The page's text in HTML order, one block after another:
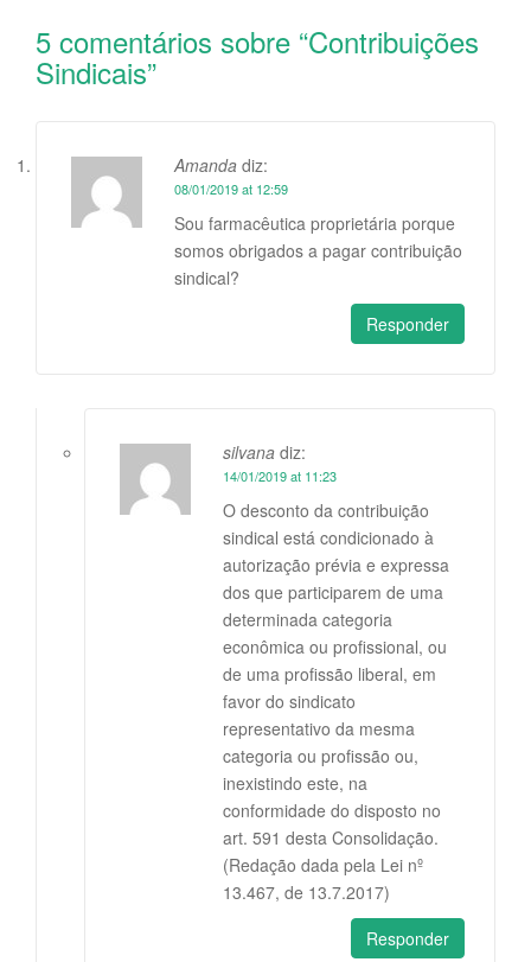
5 comentários sobre “Contribuições
Sindicais”
Amanda diz:
08/01/2019 at 12:59
Sou farmacêutica proprietária porque
somos obrigados a pagar contribuição
sindical?
Responder
silvana diz:
14/01/2019 at 11:23
O desconto da contribuição
sindical está condicionado à
autorização prévia e expressa
dos que participarem de uma
determinada categoria
econômica ou profissional, ou
de uma profissão liberal, em
favor do sindicato
representativo da mesma
categoria ou profissão ou,
inexistindo este, na
conformidade do disposto no
art. 591 desta Consolidação.
(Redação dada pela Lei nº
13.467, de 13.7.2017)
Responder